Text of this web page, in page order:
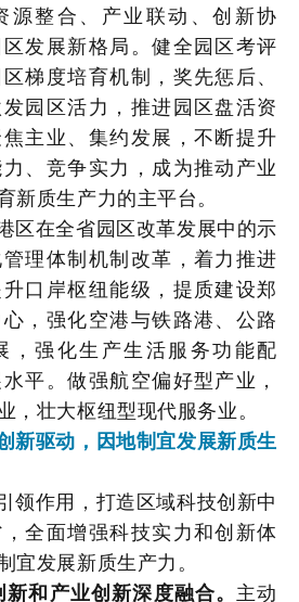
源整合、产业联动、创新协
发展新格局。健全园区考评
梯度培育机制，奖先惩后、
园区活力，推进园区盘活资
主业、集约发展，不断提升
、竞争实力，成为推动产业
新质生产力的主平台。
区在全省园区改革发展中的示
理体制机制改革，着力推进
口岸枢纽能级，提质建设郑
，强化空港与铁路港、公路
，强化生产生活服务功能配
平。做强航空偏好型产业，
，壮大枢纽型现代服务业。
新驱动，因地制宜发展新质生
领作用，打造区域科技创新中
全面增强科技实力和创新体
宜发展新质生产力。
和产业创新深度融合。 主动